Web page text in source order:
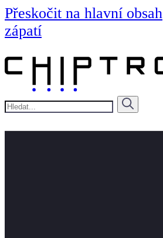
Přeskočit na hlavní obsah
zápatí
Hledat